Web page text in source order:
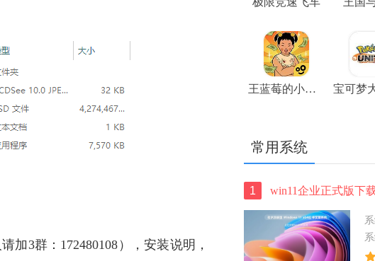
加3群：172480108），安装说明，
王蓝莓的小卖部游戏
常用系统
1